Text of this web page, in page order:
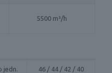
5500 m³/h
jedn.
46 / 44 / 42 / 40